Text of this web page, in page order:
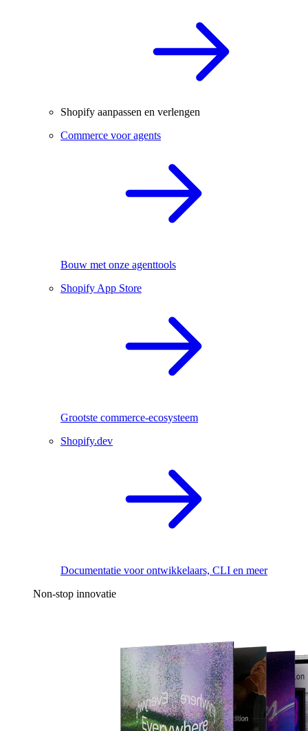
Shopify aanpassen en verlengen
Commerce voor agents
Bouw met onze agenttools
Shopify App Store
Grootste commerce-ecosysteem
Shopify.dev
Documentatie voor ontwikkelaars, CLI en meer
Non-stop innovatie